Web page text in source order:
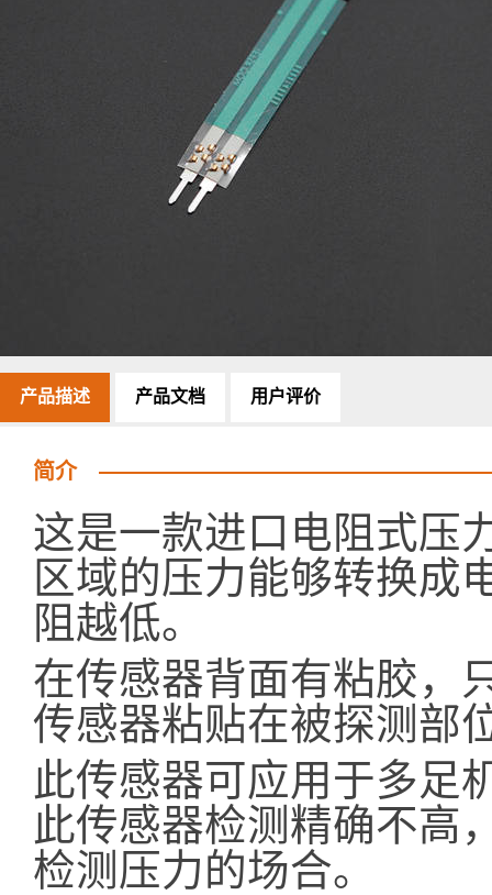
产品描述 产品文档 用户评价
简介
这是一款进口电阻式压
区域的压力能够转换成
阻越低。
在传感器背面有粘胶，
传感器粘贴在被探测部
此传感器可应用于多足
此传感器检测精确不高
检测压力的场合。